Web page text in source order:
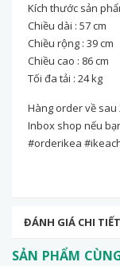
Kích thước sản
Chiều dài : 57 cm
Chiều rộng : 39 cm
Chiều cao : 86 cm
Tối đa tải : 24 kg
Hàng order về sau
Inbox shop nếu
#orderikea
ĐÁNH GIÁ CHI TIẾT
SẢN PHẨM